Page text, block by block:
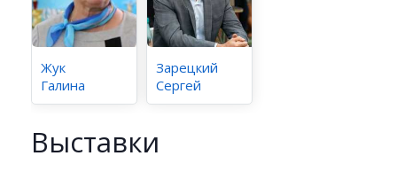
Жук
Галина
Зарецкий
Сергей
Выставки